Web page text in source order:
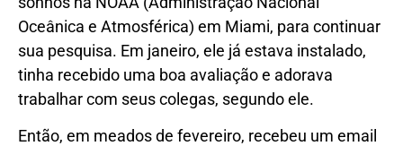
Oceânica e Atmosférica) em Miami, para continuar
sua pesquisa. Em janeiro, ele já estava instalado,
tinha recebido uma boa avaliação e adorava
trabalhar com seus colegas, segundo ele.
Então, em meados de fevereiro, recebeu um email